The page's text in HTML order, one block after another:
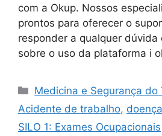
com a Okup. Nossos
prontos para oferecer o
responder a qualquer dúvida
sobre o uso da plataforma i
Categorias
Medicina e Segurança do
Acidente de trabalho,
SILO 1: Exames Ocupacionais